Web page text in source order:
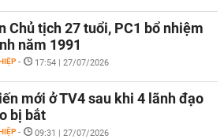
Chủ tịch 27 tuổi, PC1 bổ nhiệm
năm 1991
- 17:54 | 27/07/2026
mới ở TV4 sau khi 4 lãnh đạo
bị bắt
- 09:31 | 27/07/2026